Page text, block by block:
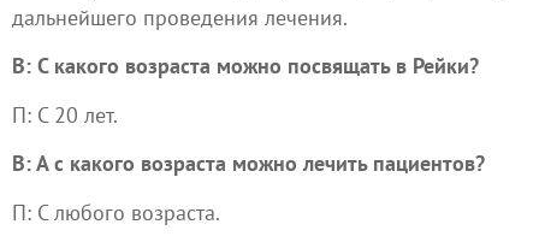
дальнейшего проведения лечения.
В: С какого возраста можно посвящать в Рейки?
П: С 20 лет.
В: А с какого возраста можно лечить пациентов?
П: С любого возраста.